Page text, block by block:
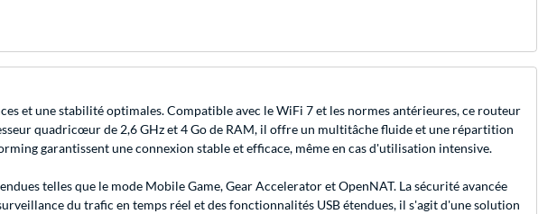
et une stabilité optimales. Compatible avec le WiFi 7 et les normes antérieures, ce routeur
quadricœur de 2,6 GHz et 4 Go de RAM, il offre un multitâche fluide et une répartition
garantissent une connexion stable et efficace, même en cas d'utilisation intensive.
telles que le mode Mobile Game, Gear Accelerator et OpenNAT. La sécurité avancée
du trafic en temps réel et des fonctionnalités USB étendues, il s'agit d'une solution